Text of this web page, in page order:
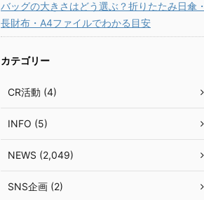
バッグの大きさはどう選ぶ？折りたたみ日傘・
長財布・A4ファイルでわかる目安
カテゴリー
CR活動 (4)
INFO (5)
NEWS (2,049)
SNS企画 (2)